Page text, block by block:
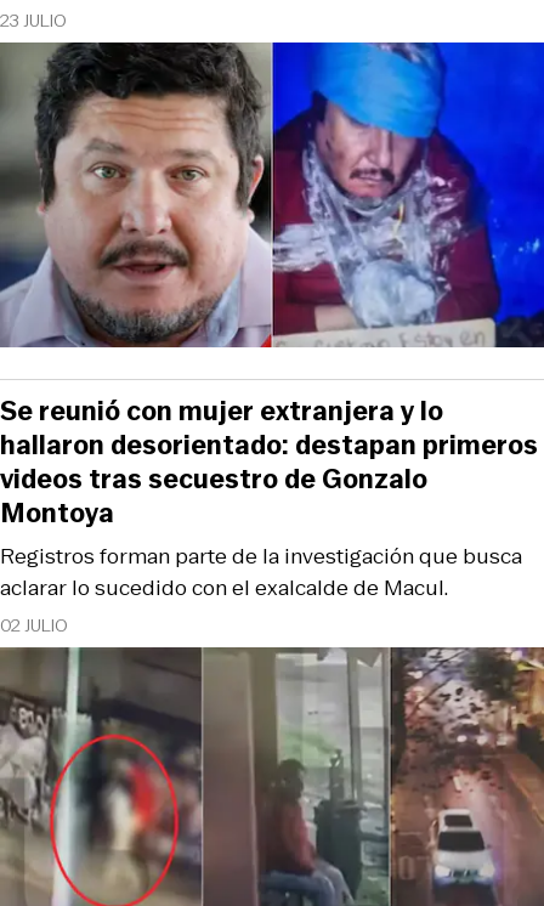
23 JULIO
02 JULIO
Registros forman parte de la investigación que busca
aclarar lo sucedido con el exalcalde de Macul.
Se reunió con mujer extranjera y lo
hallaron desorientado: destapan primeros
videos tras secuestro de Gonzalo
Montoya